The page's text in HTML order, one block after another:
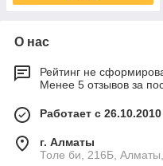
О нас
Рейтинг не
Менее 5 отзывов за
Работает с 26.10.2010
г. Алматы
Толе би, 216Б, Алматы,